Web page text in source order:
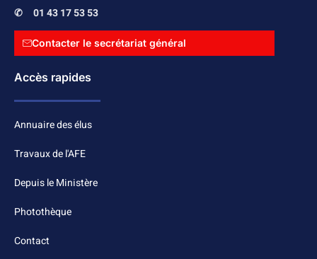
✆ 01 43 17 53 53
Contacter le secrétariat général
Accès rapides
Annuaire des élus
Travaux de l'AFE
Depuis le Ministère
Photothèque
Contact